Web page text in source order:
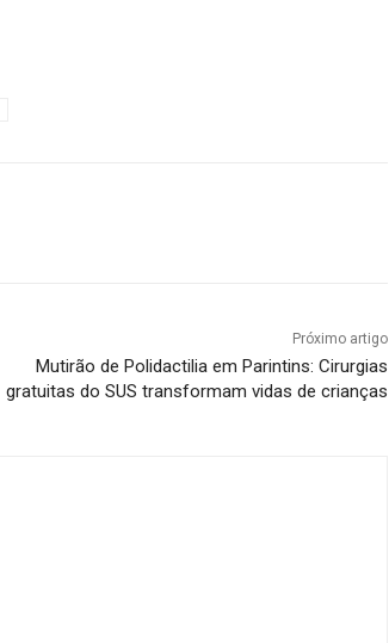
Próximo artigo
Mutirão de Polidactilia em Parintins: Cirurgias
gratuitas do SUS transformam vidas de crianças